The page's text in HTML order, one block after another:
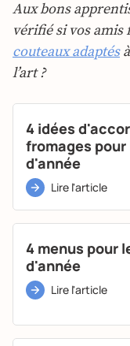
Aux bons
vérifié si vos amis
couteaux adaptés
l’art ?
4 idées
fromages
d'année
Lire l'article
4 menus pour
d'année
Lire l'article